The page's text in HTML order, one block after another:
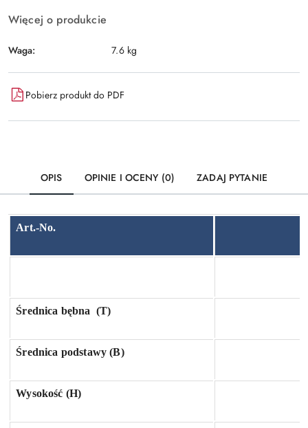
Więcej o produkcie
Waga: 7.6 kg
Pobierz produkt do PDF
OPIS OPINIE I OCENY (0) ZADAJ PYTANIE
Art.-No.
Średnica bębna (T)
Średnica podstawy (B)
Wysokość (H)